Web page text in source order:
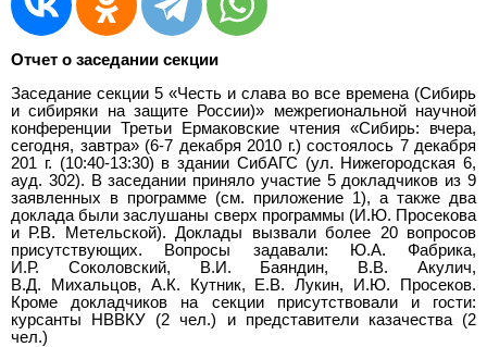
Отчет о заседании секции
Заседание секции 5 «Честь и слава во все времена (Сибирь
и сибиряки на защите России)» межрегиональной научной
конференции Третьи Ермаковские чтения «Сибирь: вчера,
сегодня, завтра» (6-7 декабря 2010 г.) состоялось 7 декабря
201 г. (10:40-13:30) в здании СибАГС (ул. Нижегородская 6,
ауд. 302). В заседании приняло участие 5 докладчиков из 9
заявленных в программе (см. приложение 1), а также два
доклада были заслушаны сверх программы (И.Ю. Просекова
и Р.В. Метельской). Доклады вызвали более 20 вопросов
присутствующих. Вопросы задавали: Ю.А. Фабрика,
И.Р. Соколовский, В.И. Баяндин, В.В. Акулич,
В.Д. Михальцов, А.К. Кутник, Е.В. Лукин, И.Ю. Просеков.
Кроме докладчиков на секции присутствовали и гости:
курсанты НВВКУ (2 чел.) и представители казачества (2
чел.)